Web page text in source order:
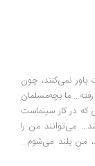
چون
بچه‌مسلمان
سینماست
من را
می‌شوم...